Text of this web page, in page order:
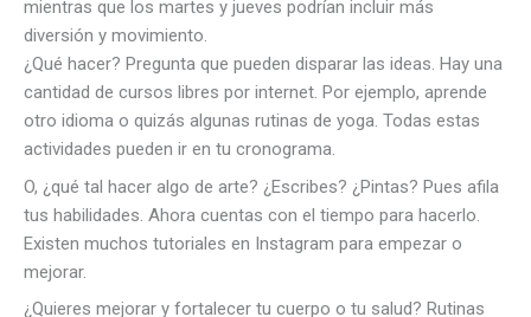
mientras que los martes y jueves podrían incluir más
diversión y movimiento.
¿Qué hacer? Pregunta que pueden disparar las ideas. Hay una
cantidad de cursos libres por internet. Por ejemplo, aprende
otro idioma o quizás algunas rutinas de yoga. Todas estas
actividades pueden ir en tu cronograma.
O, ¿qué tal hacer algo de arte? ¿Escribes? ¿Pintas? Pues afila
tus habilidades. Ahora cuentas con el tiempo para hacerlo.
Existen muchos tutoriales en Instagram para empezar o
mejorar.
¿Quieres mejorar y fortalecer tu cuerpo o tu salud? Rutinas